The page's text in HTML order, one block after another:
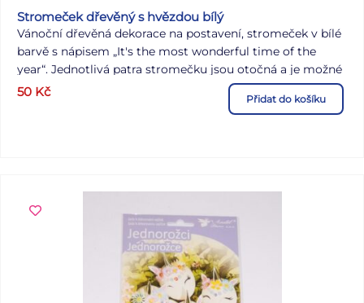
Stromeček dřevěný s hvězdou bílý
Vánoční dřevěná dekorace na postavení, stromeček v bílé
barvě s nápisem „It's the most wonderful time of the
year“. Jednotlivá patra stromečku jsou otočná a je možné
si ho dozdobit podle svých představ. Tato originální
dekorace Vám pomůže vytvořit kouzelnou vánoční
50 Kč Přidat do košíku